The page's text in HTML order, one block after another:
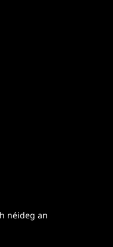
néideg an